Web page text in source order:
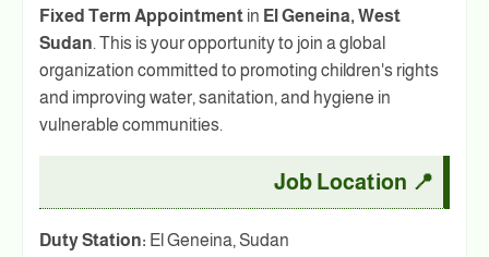
Fixed Term Appointment in El Geneina, West
Sudan. This is your opportunity to join a global
organization committed to promoting children's rights
and improving water, sanitation, and hygiene in
vulnerable communities.
📍 Job Location
Duty Station: El Geneina, Sudan